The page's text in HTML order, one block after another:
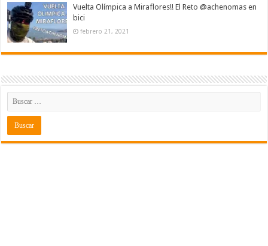
Vuelta Olímpica a Miraflores!! El Reto @achenomas en
bici
febrero 21, 2021